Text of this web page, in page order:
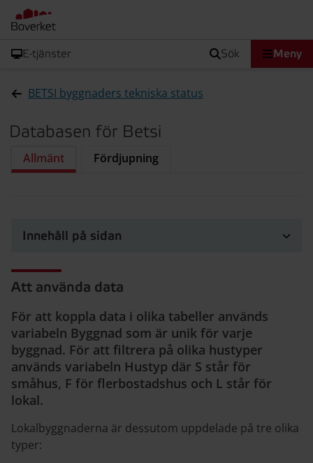
E-tjänster sök Meny
BETSI byggnaders tekniska status
Databasen för Betsi
Allmänt Fördjupning
Innehåll på sidan
Att använda data
För att koppla data i olika tabeller används
variabeln Byggnad som är unik för varje
byggnad. För att filtrera på olika hustyper
används variabeln Hustyp där S står för
småhus, F för flerbostadshus och L står för
lokal.
Lokalbyggnaderna är dessutom uppdelade på tre olika
typer: